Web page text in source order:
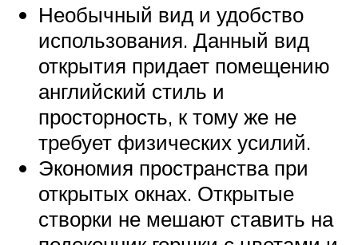
Необычный вид и удобство
использования. Данный вид
открытия придает помещению
английский стиль и
просторность, к тому же не
требует физических усилий.
Экономия пространства при
открытых окнах. Открытые
створки не мешают ставить на